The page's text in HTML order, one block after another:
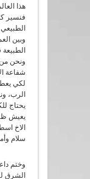
هذا
فنسير
وبين
ونحن
شفاعة
لكي
الرب،
يحتاج
يعيش
الاخ
سلام
وختم
الشرق